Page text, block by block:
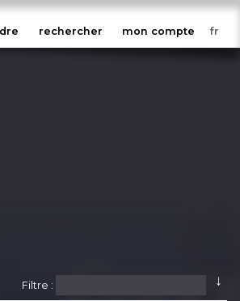
rechercher mon compte
↓
Filtre :